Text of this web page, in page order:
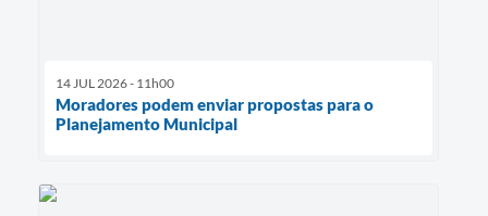
14 JUL 2026 - 11h00
Moradores podem enviar propostas para o
Planejamento Municipal